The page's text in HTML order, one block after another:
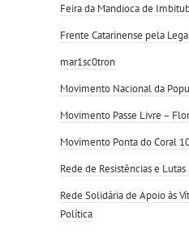
Feira da Mandioca de
Frente Catarinense pela
mar1sc0tron
Movimento Nacional da
Movimento Passe Livre –
Movimento Ponta do Coral
Rede de Resistências e
Rede Solidária de Apoio às
Política